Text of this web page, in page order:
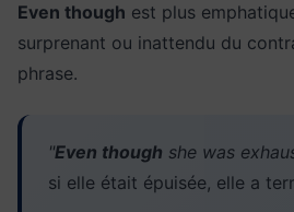
Even though est plus
surprenant ou inattendu du
phrase.
"Even though she was
si elle était épuisée, elle a